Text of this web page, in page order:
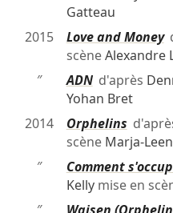
Gatteau
2015
Love and Money
scèneAlexandre
″
ADNd'après
Yohan Bret
2014
Orphelins
scène Marja-
″
Comment
Kellymise en